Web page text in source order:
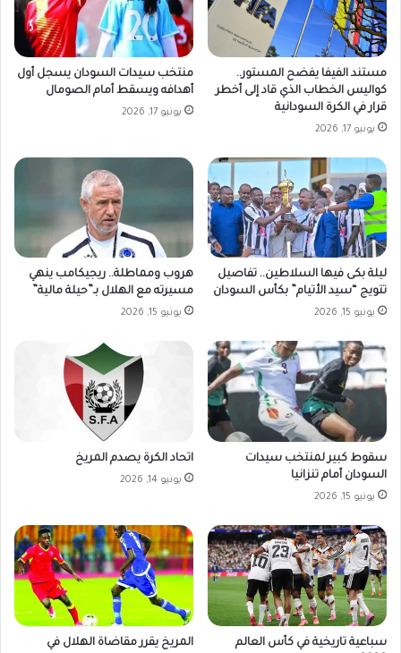
مستند الفيفا يفضح المستور..
كواليس الخطاب الذي قاد إلى أخطر
قرار في الكرة السودانية
يونيو 17, 2026
منتخب سيدات السودان يسجل أول
أهدافه ويسقط أمام الصومال
يونيو 17, 2026
ليلة بكى فيها السلاطين.. تفاصيل
تتويج “سيد الأتيام” بكأس السودان
يونيو 15, 2026
هروب ومماطلة.. ريجيكامب ينهي
مسيرته مع الهلال بـ”حيلة مالية”
يونيو 15, 2026
سقوط كبير لمنتخب سيدات
السودان أمام تنزانيا
يونيو 15, 2026
اتحاد الكرة يصدم المريخ
يونيو 14, 2026
سباعية تاريخية في كأس العالم
المريخ يقرر مقاضاة الهلال في